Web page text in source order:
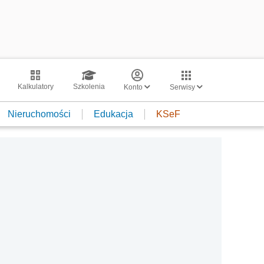
Kalkulatory Szkolenia Konto Serwisy
Nieruchomości Edukacja KSeF